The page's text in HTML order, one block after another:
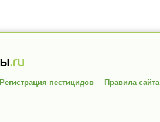
Регистрация пестицидов Правила сайта